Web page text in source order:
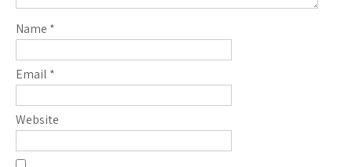
Name *
Email *
Website